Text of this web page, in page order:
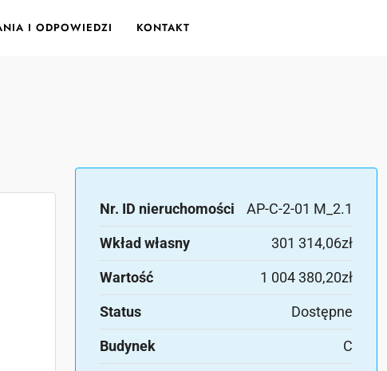
I ODPOWIEDZI KONTAKT
Nr. ID nieruchomości AP-C-2-01 M_2.1
Wkład własny 301 314,06zł
Wartość 1 004 380,20zł
Status Dostępne
Budynek C